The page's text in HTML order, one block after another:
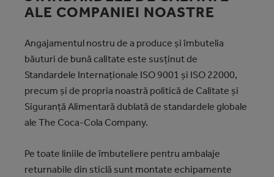
ALE COMPANIEI NOASTRE
Angajamentul nostru de a produce şi îmbutelia
băuturi de bună calitate este susţinut de
Standardele Internaţionale ISO 9001 şi ISO 22000,
precum şi de propria noastră politică de Calitate şi
Siguranţă Alimentară dublată de standardele globale
ale The Coca‑Cola Company.
Pe toate liniile de îmbuteliere pentru ambalaje
returnabile din sticlă sunt montate echipamente